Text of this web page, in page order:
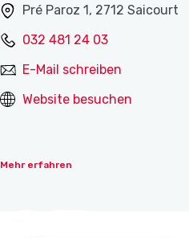
Pré Paroz 1, 2712 Saicourt
032 481 24 03
E-Mail schreiben
Website besuchen
Mehr erfahren